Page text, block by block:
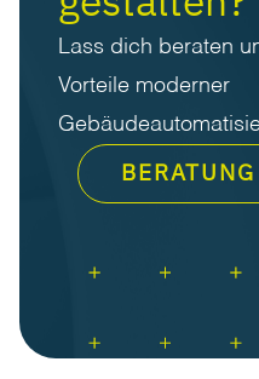
Lass dich beraten
Vorteile moderner